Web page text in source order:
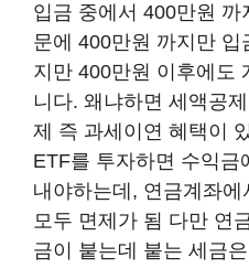
입금 중에서 400만원 까
문에 400만원 까지만
지만 400만원 이후에도
니다. 왜냐하면 세액공
제 즉 과세이연 혜택이
ETF를 투자하면 수익금
내야하는데, 연금계좌
모두 면제가 됨 다만 연
금이 붙는데 붙는 세금